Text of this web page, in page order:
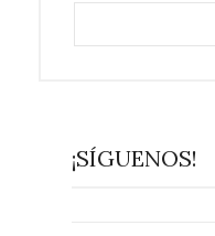
¡SÍGUENOS!